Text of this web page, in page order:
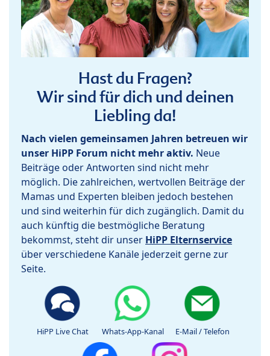
Hast du Fragen?
Wir sind für dich und deinen
Liebling da!
Nach vielen gemeinsamen Jahren betreuen wir
unser HiPP Forum nicht mehr aktiv. Neue
Beiträge oder Antworten sind nicht mehr
möglich. Die zahlreichen, wertvollen Beiträge der
Mamas und Experten bleiben jedoch bestehen
und sind weiterhin für dich zugänglich. Damit du
auch künftig die bestmögliche Beratung
bekommst, steht dir unser HiPP Elternservice
über verschiedene Kanäle jederzeit gerne zur
Seite.
HiPP Live Chat Whats-App-Kanal E-Mail / Telefon